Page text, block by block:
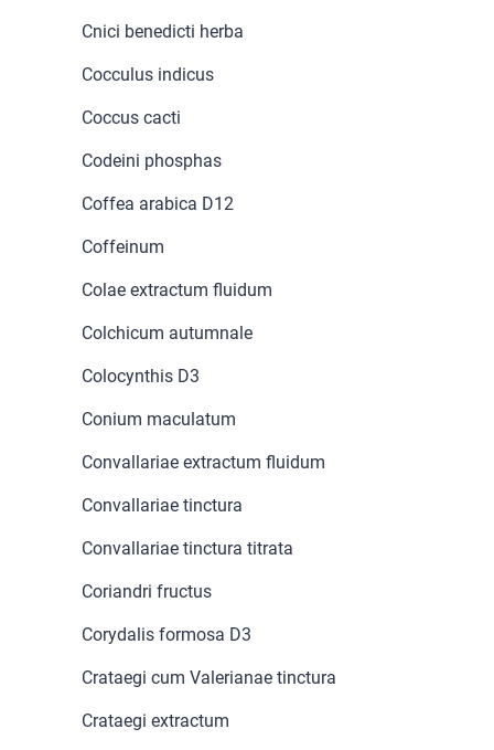
Cnici benedicti herba
Cocculus indicus
Coccus cacti
Codeini phosphas
Coffea arabica D12
Coffeinum
Colae extractum fluidum
Colchicum autumnale
Colocynthis D3
Conium maculatum
Convallariae extractum fluidum
Convallariae tinctura
Convallariae tinctura titrata
Coriandri fructus
Corydalis formosa D3
Crataegi cum Valerianae tinctura
Crataegi extractum